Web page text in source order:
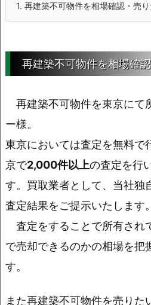
1. 再建築不可物件を相場確認・売
再建築不可物件を相場確
再建築不可物件を東京にて
ー様。
東京においては査定を無料で
京で2,000件以上の査定を行
す。買取業者として、当社独
査定結果をご提示いたします。
査定をすることで所有され
で売却できるのかの相場を把
す。
また再建築不可物件を売りた